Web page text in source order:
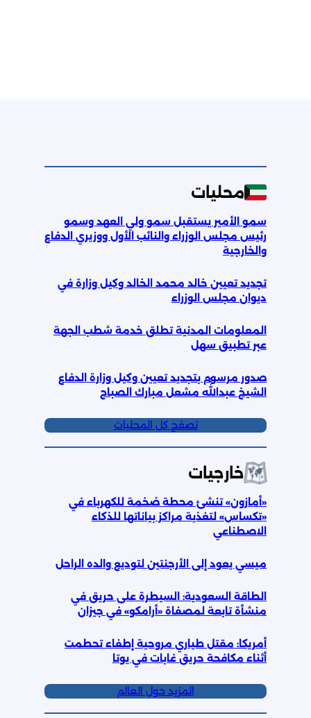
محليات
سمو الأمير يستقبل سمو ولي العهد وسمو
رئيس مجلس الوزراء والنائب الأول ووزيري الدفاع
والخارجية
تجديد تعيين خالد محمد الخالد وكيل وزارة في
ديوان مجلس الوزراء
المعلومات المدنية تطلق خدمة شطب الجهة
عبر تطبيق سهل
صدور مرسوم بتجديد تعيين وكيل وزارة الدفاع
الشيخ عبداللّٰه مشعل مبارك الصباح
تصفح كل المحليات
خارجيات
«أمازون» تنشئ محطة ضخمة للكهرباء في
«تكساس» لتغذية مراكز بياناتها للذكاء
الاصطناعي
ميسي يعود إلى الأرجنتين لتوديع والده الراحل
الطاقة السعودية: السيطرة على حريق في
منشأة تابعة لمصفاة «أرامكو» في جيزان
أمريكا: مقتل طياري مروحية إطفاء تحطمت
أثناء مكافحة حريق غابات في يوتا
المزيد حول العالم